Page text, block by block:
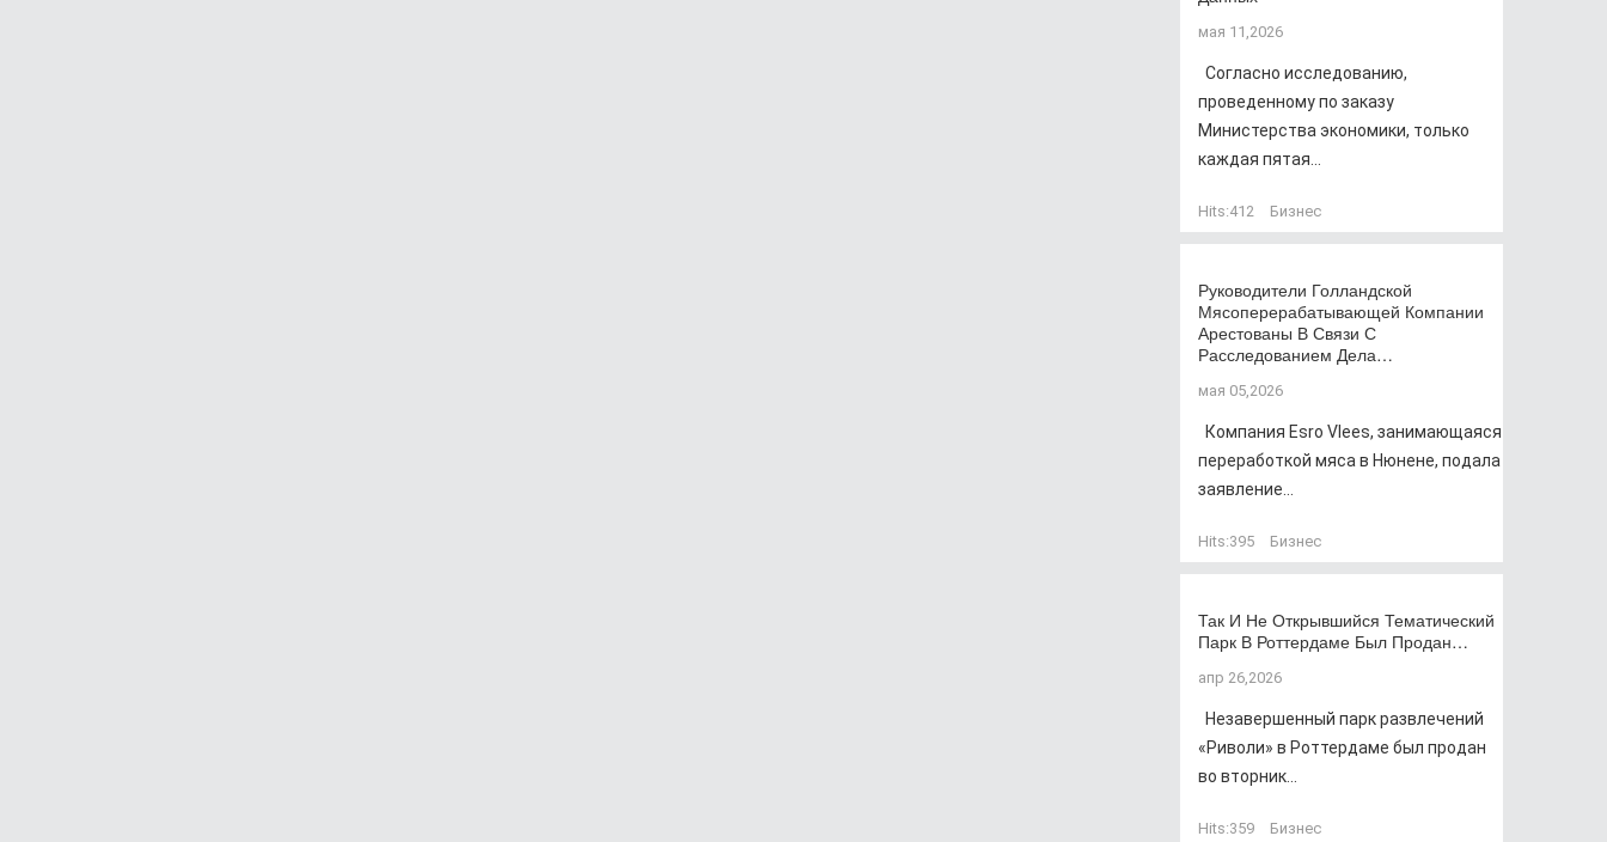
мая 11,2026
Согласно исследованию,
проведенному по заказу
Министерства экономики, только
каждая пятая...
Hits:412 Бизнес
Руководители Голландской
Мясоперерабатывающей Компании
Арестованы В Связи С
Расследованием Дела…
мая 05,2026
Компания Esro Vlees, занимающаяся
переработкой мяса в Нюнене, подала
заявление...
Hits:395 Бизнес
Так И Не Открывшийся Тематический
Парк В Роттердаме Был Продан…
апр 26,2026
Незавершенный парк развлечений
«Риволи» в Роттердаме был продан
во вторник...
Hits:359 Бизнес